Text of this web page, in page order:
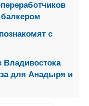
с
для Анадыря и